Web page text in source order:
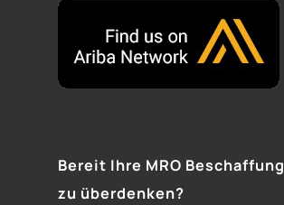
Bereit Ihre MRO Beschaffung
zu überdenken?